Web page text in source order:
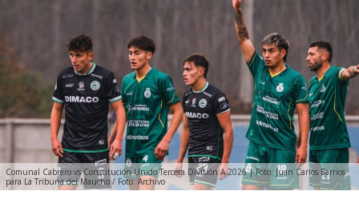
Comunal Cabrero vs Constitución Unido Tercera División A 2026 | Foto: Juan Carlos Barrios
para La Tribuna del Maucho / Foto: Archivo